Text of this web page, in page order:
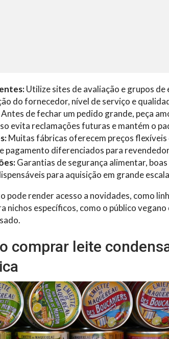
Utilize sites de avaliação e grupos
do fornecedor, nível de serviço e
Antes de fechar um pedido grande, peça
evita reclamações futuras e mantém o
Muitas fábricas oferecem preços
pagamento diferenciados para
Garantias de segurança alimentar,
para aquisição em grande
pode render acesso a novidades, como
nichos específicos, como o público
comprar leite